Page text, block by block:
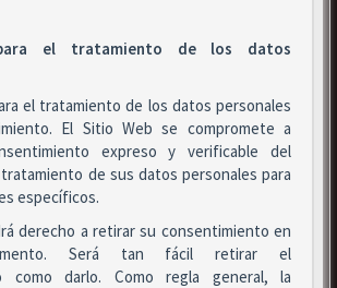
el tratamiento de los datos
el tratamiento de los datos personales
El Sitio Web se compromete a
expreso y verificable del
de sus datos personales para
específicos.
derecho a retirar su consentimiento en
Será tan fácil retirar el
como darlo. Como regla general, la